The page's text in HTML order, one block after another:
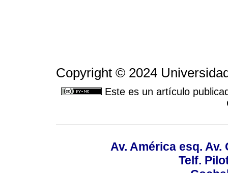
Copyright © 2024
Este es un artículo
Av. América esq.
Telf.